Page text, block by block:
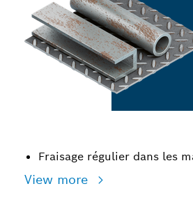
Fraisage régulier dans les
View more